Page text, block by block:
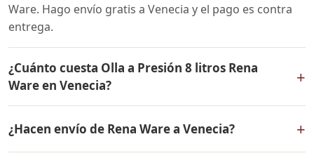
Ware. Hago envío gratis a Venecia y el pago es contra
entrega.
¿Cuánto cuesta Olla a Presión 8 litros Rena
Ware en Venecia?
+
mismo en todo Colombia. Contáctame por WhatsApp
para conocer el precio actual, promociones disponibles
¿Hacen envío de Rena Ware a Venecia? +